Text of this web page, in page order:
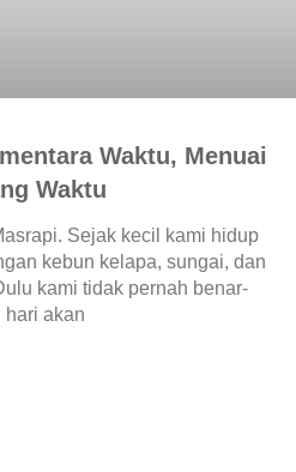
Waktu, Menuai
Waktu
Sejak kecil kami hidup
kebun kelapa, sungai, dan
kami tidak pernah benar-
hari akan